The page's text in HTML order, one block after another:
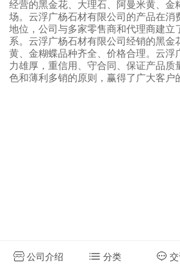
经营的黑金花、大理石、阿曼米黄、金
场。云浮广杨石材有限公司的产品在消
地位，公司与多家零售商和代理商建立
系。云浮广杨石材有限公司经销的黑金
黄、金糊蝶品种齐全、价格合理。云浮
力雄厚，重信用、守合同、保证产品质
色和薄利多销的原则，赢得了广大客户
公司介绍 分类